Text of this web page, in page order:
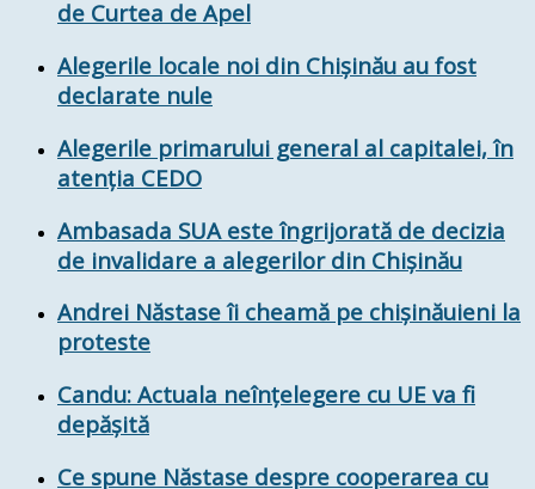
de Curtea de Apel
Alegerile locale noi din Chișinău au fost
declarate nule
Alegerile primarului general al capitalei, în
atenția CEDO
Ambasada SUA este îngrijorată de decizia
de invalidare a alegerilor din Chișinău
Andrei Năstase îi cheamă pe chişinăuieni la
proteste
Candu: Actuala neînţelegere cu UE va fi
depăşită
Ce spune Năstase despre cooperarea cu